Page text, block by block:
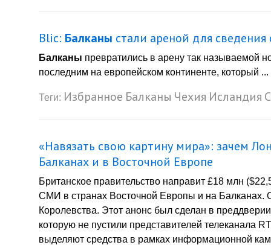
Blic: Балканы стали ареной для
Балканы превратились в арену так называемой
последним на европейском континенте, который ...
Теги: Избранное Балканы Чехия Исландия
«Навязать свою картину мира»: зачем
Балканах и в Восточной Европе
Британское правительство направит £18 млн
СМИ в странах Восточной Европы и на
Королевства. Этот анонс был сделан в
которую не пустили представителей телеканала
выделяют средства в рамках информационной